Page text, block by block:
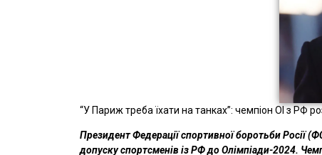
“У Париж треба їхати на танках”: чемпіон ОІ з РФ
Президент Федерації спортивної боротьби Росії
допуску спортсменів із РФ до Олімпіади-2024.